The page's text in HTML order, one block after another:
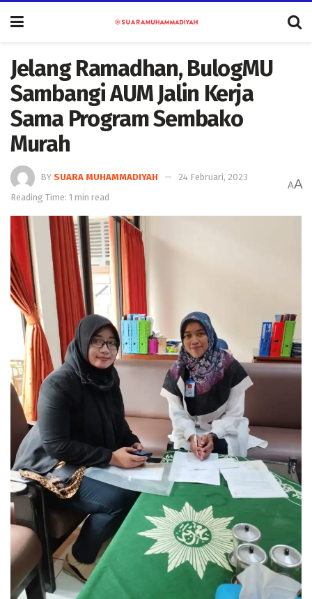
Jelang Ramadhan, BulogMU
Sambangi AUM Jalin Kerja
Sama Program Sembako
Murah
BY SUARA MUHAMMADIYAH
24 Februari, 2023
Reading Time: 1 min read
AA